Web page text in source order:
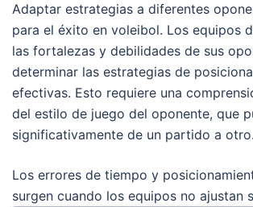
Adaptar estrategias a diferentes
para el éxito en voleibol. Los equipos
las fortalezas y debilidades de sus
determinar las estrategias de
efectivas. Esto requiere una
del estilo de juego del oponente, que
significativamente de un partido a otro.
Los errores de tiempo y
surgen cuando los equipos no ajustan